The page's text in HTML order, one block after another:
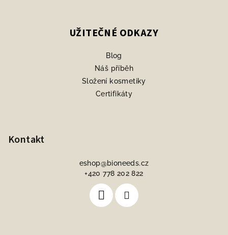
UŽITEČNÉ ODKAZY
Blog
Náš příběh
Složení kosmetiky
Certifikáty
Kontakt
eshop@bioneeds.cz
+420 778 202 822